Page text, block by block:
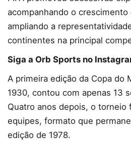
acompanhando o
ampliando a
continentes na principal
Siga a Orb Sports no
A primeira edição da Copa do
1930, contou com apenas 13
Quatro anos depois, o torneio
equipes, formato que
edição de 1978.